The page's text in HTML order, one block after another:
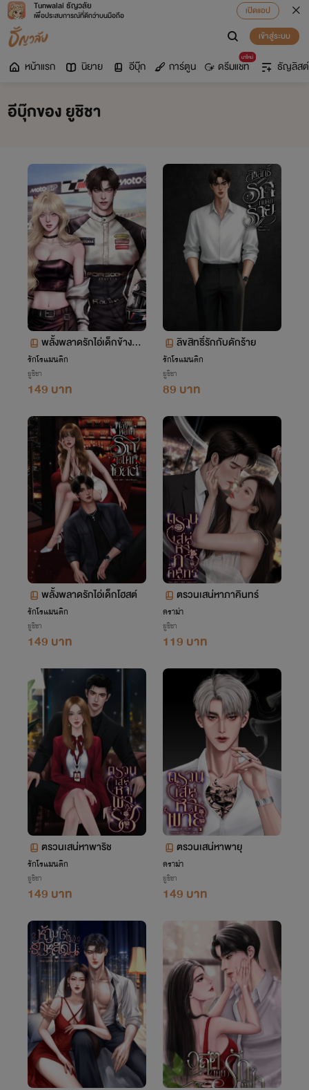
Tunwalai ธัญวลัย
เพื่อประสบการณ์ที่ดีกว่าบนมือถือ
เปิดแอป
เข้าสู่ระบบ
หน้าแรก นิยาย อีบุ๊ก การ์ตูน
มาใหม่
ดรีมแชท ธัญลิสต์
อีบุ๊กของ ยูชิชา
พลั้งพลาดรักไอ่เด็กข้างห้อ
ง(จิณณ์xนิริน)
รักโรแมนติก
ยูชิชา
149 บาท
ลิขสิทธิ์รักกับดักร้าย
รักโรแมนติก
ยูชิชา
89 บาท
พลั้งพลาดรักไอ่เด็กโฮสต์
รักโรแมนติก
ยูชิชา
149 บาท
ตรวนเสน่หาภาคินทร์
ดราม่า
ยูชิชา
119 บาท
ตรวนเสน่หาพาริช
รักโรแมนติก
ยูชิชา
149 บาท
ตรวนเสน่หาพายุ
ดราม่า
ยูชิชา
149 บาท